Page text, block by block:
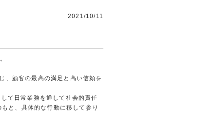
2021/10/11
、顧客の最高の満足と高い信頼を
て日常業務を通して社会的責任
と、具体的な行動に移して参り